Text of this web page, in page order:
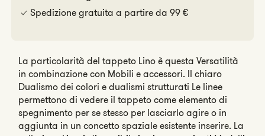
Spedizione gratuita a partire da 99 €
La particolarità del tappeto Lino è questa Versatilità
in combinazione con Mobili e accessori. Il chiaro
Dualismo dei colori e dualismi strutturati Le linee
permettono di vedere il tappeto come elemento di
spegnimento per se stesso per lasciarlo agire o in
aggiunta in un concetto spaziale esistente inserire. La